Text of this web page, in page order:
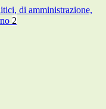
di amministrazione,
2